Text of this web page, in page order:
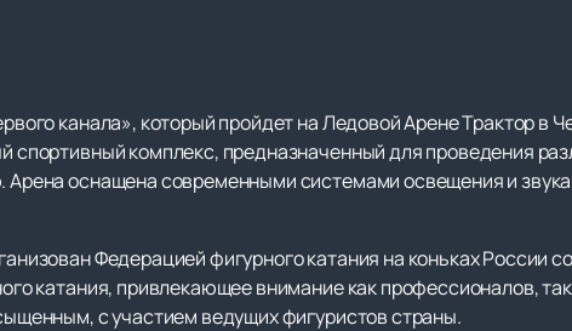
канала», который пройдет на Ледовой Арене Трактор в
спортивный комплекс, предназначенный для проведения
оснащена современными системами освещения и
Федерацией фигурного катания на коньках России
катания, привлекающее внимание как профессионалов,
с участием ведущих фигуристов страны.